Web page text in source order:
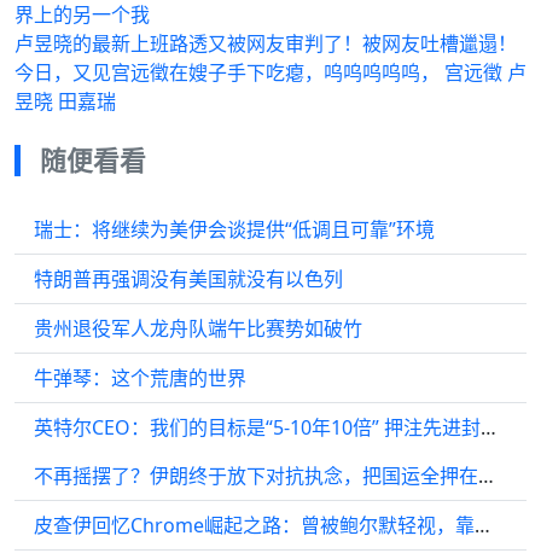
界上的另一个我
卢昱晓的最新上班路透又被网友审判了！被网友吐槽邋遢！
今日，又见宫远徵在嫂子手下吃瘪，呜呜呜呜呜， 宫远徵 卢
昱晓 田嘉瑞
随便看看
瑞士：将继续为美伊会谈提供“低调且可靠”环境
特朗普再强调没有美国就没有以色列
贵州退役军人龙舟队端午比赛势如破竹
牛弹琴：这个荒唐的世界
英特尔CEO：我们的目标是“5-10年10倍” 押注先进封装、玻璃基板和人工钻石
不再摇摆了？伊朗终于放下对抗执念，把国运全押在中国身上
皮查伊回忆Chrome崛起之路：曾被鲍尔默轻视，靠快速迭代终成霸主